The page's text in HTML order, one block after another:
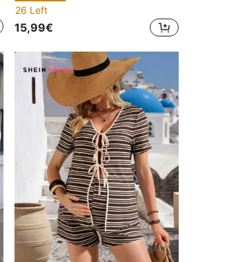
26 Left
15,99€